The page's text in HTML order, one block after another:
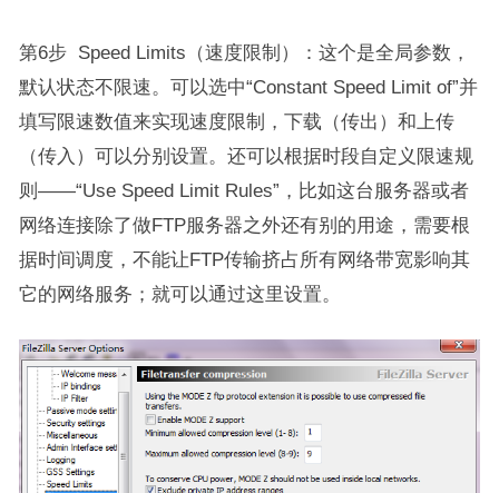
第6步 Speed Limits（速度限制）：这个是全局参数，
默认状态不限速。可以选中“Constant Speed Limit of”并
填写限速数值来实现速度限制，下载（传出）和上传
（传入）可以分别设置。还可以根据时段自定义限速规
则——“Use Speed Limit Rules”，比如这台服务器或者
网络连接除了做FTP服务器之外还有别的用途，需要根
据时间调度，不能让FTP传输挤占所有网络带宽影响其
它的网络服务；就可以通过这里设置。